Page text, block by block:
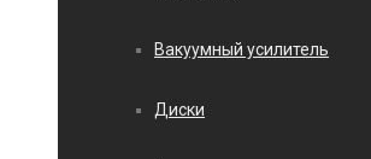
Вакуумный усилитель
Диски